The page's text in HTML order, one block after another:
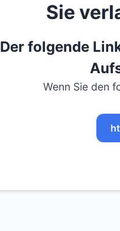
Sie
Der folgende
Wenn Sie den